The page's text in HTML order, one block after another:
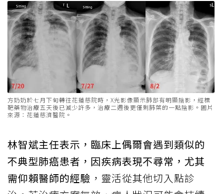
方奶奶於七月下旬轉往花蓮慈院時，X光影像顯示肺部有明顯陰影，經標
靶藥物治療五天後已減少許多，治療二週後更僅剩肺葉的一點陰影。圖片
來源：花蓮慈濟醫院。
林智斌主任表示，臨床上偶爾會遇到類似的
不典型肺癌患者，因疾病表現不尋常，尤其
需仰賴醫師的經驗 ，靈活從其他切入點診